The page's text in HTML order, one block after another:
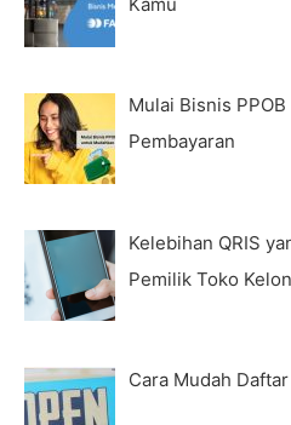
Mulai Bisnis
Pembayaran
Kelebihan QRIS
Pemilik Toko
Cara Mudah